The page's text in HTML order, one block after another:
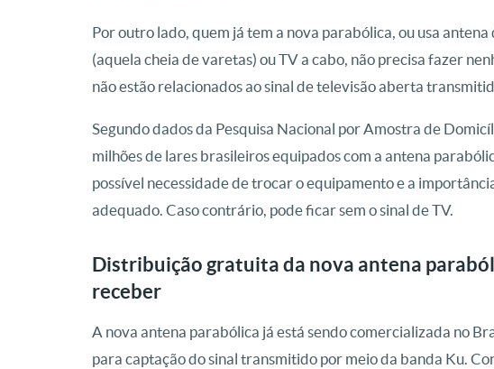
Por outro lado, quem já tem a nova parabólica, ou usa
(aquela cheia de varetas) ou TV a cabo, não precisa fazer
não estão relacionados ao sinal de televisão aberta
Segundo dados da Pesquisa Nacional por Amostra de
milhões de lares brasileiros equipados com a antena
possível necessidade de trocar o equipamento e a
adequado. Caso contrário, pode ficar sem o sinal de TV.
Distribuição gratuita da nova antena
receber
A nova antena parabólica já está sendo comercializada no
para captação do sinal transmitido por meio da banda Ku.